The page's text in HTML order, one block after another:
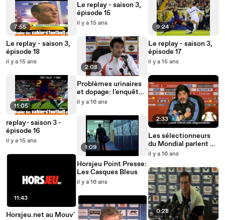
7:55
Le replay - saison 3,
épisode 18
il y a 15 ans
11:05
replay- saison 3 -
épisode 16
il y a 15 ans
11:43
Horsjeu.net au Mouv'
Le replay - saison 3,
épisode 15
il y a 15 ans
2:08
Problèmes urinaires
et dopage: l'enquête
interdite
il y a 16 ans
1:09
Horsjeu Point Presse:
Les Casques Bleus
il y a 16 ans
9:24
Le replay - saison 3,
épisode 17
il y a 15 ans
2:33
Les sélectionneurs
du Mondial parlent de
Raymond Domenech
il y a 16 ans
0:28